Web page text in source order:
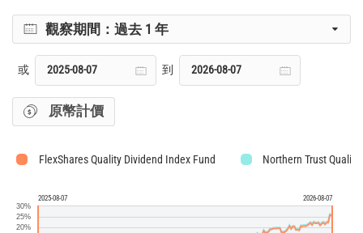
觀察期間：過去 1 年
或 到
原幣計價
FlexShares Quality Dividend Index Fund Northern Trust Quality
2025-08-07 2026-08-07
20%
25%
30%